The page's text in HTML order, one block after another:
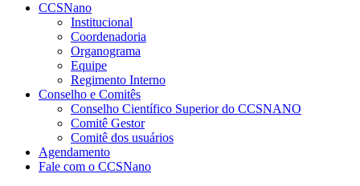
CCSNano
Institucional
Coordenadoria
Organograma
Equipe
Regimento Interno
Conselho e Comitês
Conselho Científico Superior do CCSNANO
Comitê Gestor
Comitê dos usuários
Agendamento
Fale com o CCSNano